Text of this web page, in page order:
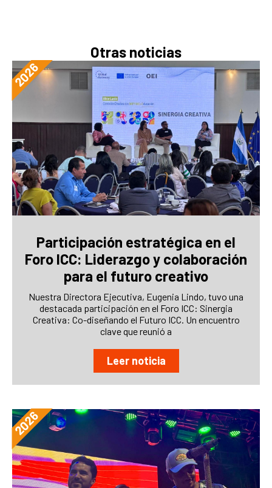
Otras noticias
Participación estratégica en el
Foro ICC: Liderazgo y colaboración
para el futuro creativo
Nuestra Directora Ejecutiva, Eugenia Lindo, tuvo una
destacada participación en el Foro ICC: Sinergia
Creativa: Co-diseñando el Futuro ICC. Un encuentro
clave que reunió a
Leer noticia